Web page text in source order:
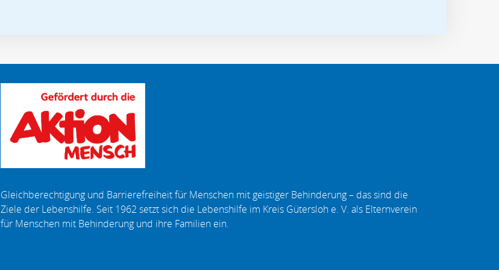
Gleichberechtigung und Barrierefreiheit für Menschen mit geistiger Behinderung – das sind die
Ziele der Lebenshilfe. Seit 1962 setzt sich die Lebenshilfe im Kreis Gütersloh e. V. als Elternverein
für Menschen mit Behinderung und ihre Familien ein.